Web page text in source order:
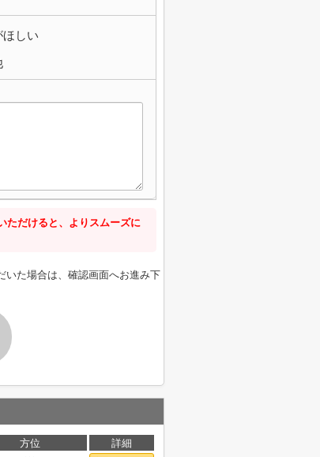
ほしい
ただけると、よりスムーズに
いた場合は、確認画面へお進み下
方位
詳細